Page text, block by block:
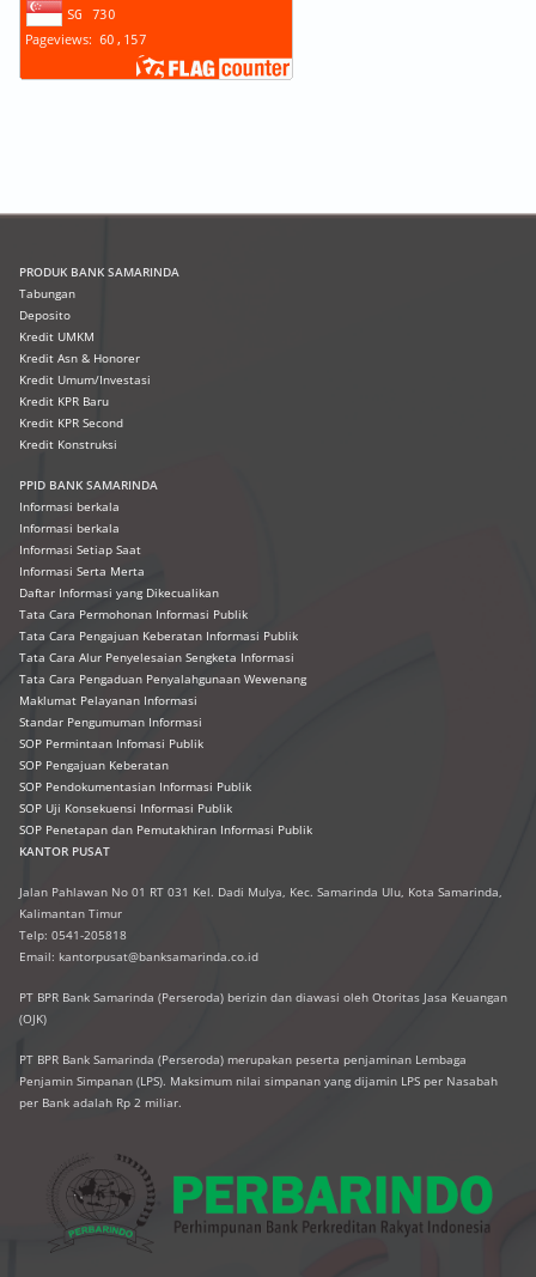
PRODUK BANK SAMARINDA
Tabungan
Deposito
Kredit UMKM
Kredit Asn & Honorer
Kredit Umum/Investasi
Kredit KPR Baru
Kredit KPR Second
Kredit Konstruksi
PPID BANK SAMARINDA
Informasi berkala
Informasi berkala
Informasi Setiap Saat
Informasi Serta Merta
Daftar Informasi yang Dikecualikan
Tata Cara Permohonan Informasi Publik
Tata Cara Pengajuan Keberatan Informasi Publik
Tata Cara Alur Penyelesaian Sengketa Informasi
Tata Cara Pengaduan Penyalahgunaan Wewenang
Maklumat Pelayanan Informasi
Standar Pengumuman Informasi
SOP Permintaan Infomasi Publik
SOP Pengajuan Keberatan
SOP Pendokumentasian Informasi Publik
SOP Uji Konsekuensi Informasi Publik
SOP Penetapan dan Pemutakhiran Informasi Publik
KANTOR PUSAT
Jalan Pahlawan No 01 RT 031 Kel. Dadi Mulya, Kec. Samarinda Ulu, Kota Samarinda,
Kalimantan Timur
Telp: 0541-205818
Email: kantorpusat@banksamarinda.co.id
PT BPR Bank Samarinda (Perseroda) berizin dan diawasi oleh Otoritas Jasa Keuangan
(OJK)
PT BPR Bank Samarinda (Perseroda) merupakan peserta penjaminan Lembaga
Penjamin Simpanan (LPS). Maksimum nilai simpanan yang dijamin LPS per Nasabah
per Bank adalah Rp 2 miliar.